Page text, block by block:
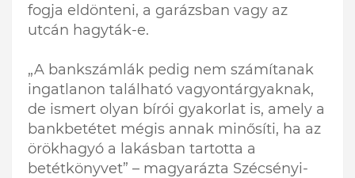
fogja eldönteni, a garázsban vagy az
utcán hagyták-e.
„A bankszámlák pedig nem számítanak
ingatlanon található vagyontárgyaknak,
de ismert olyan bírói gyakorlat is, amely a
bankbetétet mégis annak minősíti, ha az
örökhagyó a lakásban tartotta a
betétkönyvet” – magyarázta Szécsényi-